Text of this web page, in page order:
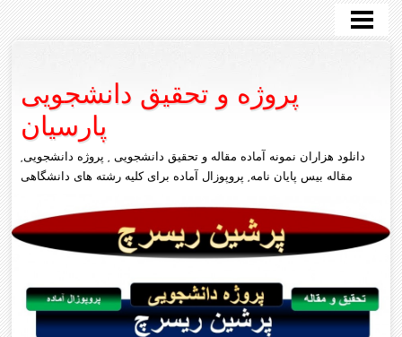
پروژه دانشجویی
مکانیک
علوم انسانی
تماس با ما
متلب
برق
پروژه و تحقیق دانشجویی
پارسیان
دانلود هزاران نمونه آماده مقاله و تحقیق دانشجویی , پروژه دانشجویی,
مقاله بیس پایان نامه, پروپوزال آماده برای کلیه رشته های دانشگاهی